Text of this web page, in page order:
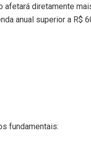
afetará diretamente
anual superior a R$
fundamentais: